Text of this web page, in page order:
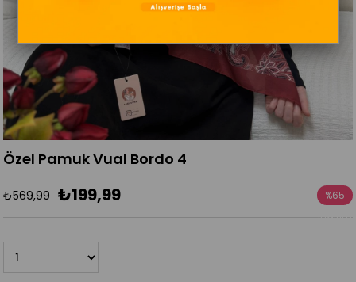
Özel Pamuk Vual Bordo 4
₺569,99 ₺199,99 %65
İndirim